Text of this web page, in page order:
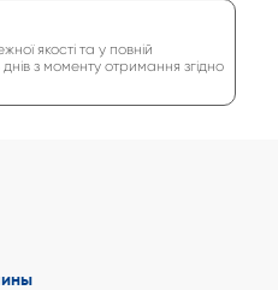
якості та у повній
днів з моменту отримання згідно